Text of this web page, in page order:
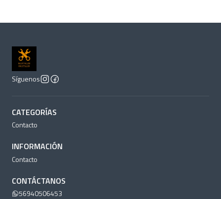
Síguenos
CATEGORÍAS
Contacto
INFORMACIÓN
Contacto
CONTÁCTANOS
56940506453